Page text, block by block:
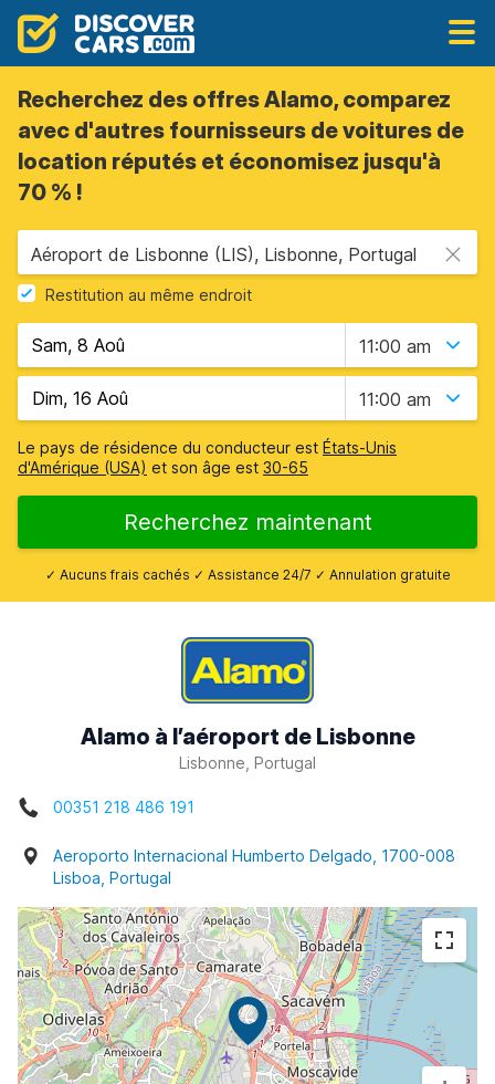
Recherchez des offres Alamo, comparez
avec d'autres fournisseurs de voitures de
location réputés et économisez jusqu'à
70 % !
Aéroport de Lisbonne (LIS), Lisbonne, Portugal
Restitution au même endroit
11:00 am
11:00 am
Le pays de résidence du conducteur est États-Unis
d'Amérique (USA) et son âge est 30-65
Recherchez maintenant
✓ Aucuns frais cachés ✓ Assistance 24/7 ✓ Annulation gratuite
Alamo à l’aéroport de Lisbonne
Lisbonne, Portugal
00351 218 486 191
Aeroporto Internacional Humberto Delgado, 1700-008
Lisboa, Portugal